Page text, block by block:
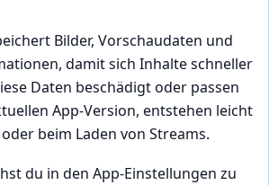
Bilder, Vorschaudaten und
damit sich Inhalte schneller
Daten beschädigt oder passen
App-Version, entstehen leicht
beim Laden von Streams.
du in den App-Einstellungen zu